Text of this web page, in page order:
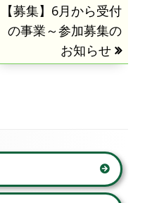
次
の
事:
【募集】6月から受付
の事業～参加募集の
お知らせ